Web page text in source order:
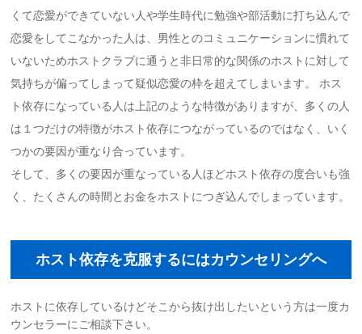
くて恋愛ができていない人や学生時代に勉強や部活動に打ち込んで
恋愛をしてこなかった人は、男性とのコミュニケーションに慣れて
いないためホストクラブに通うと非日常的な関係のホストに対して
気持ちが偏ってしまって疑似恋愛の枠を超えてしまいます。 ホス
ト依存になっている人は上記のような特徴がありますが、多くの人
は１つだけの特徴がホスト依存につながっているのではなく、いく
つかの要因が重なり合っています。
そして、多くの要因が重なっている人ほどホスト依存の度合いも強
く、たくさんの時間とお金をホストにつぎ込んでしまっています。
ホスト依存を克服するにはカウンセリングへ
ホストに依存しているけどそこから抜け出したいという方は一度カ
ウンセラーにご相談下さい。